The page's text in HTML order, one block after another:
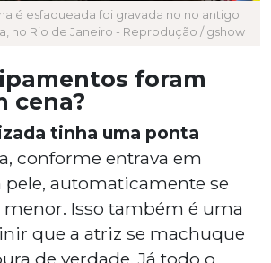
é esfaqueada foi gravada no no antigo
no Rio de Janeiro - Reprodução / gshow
foram
cena?
tinha uma ponta
conforme entrava em
automaticamente se
menor. Isso também é uma
que a atriz se machuque
de verdade. Já todo o